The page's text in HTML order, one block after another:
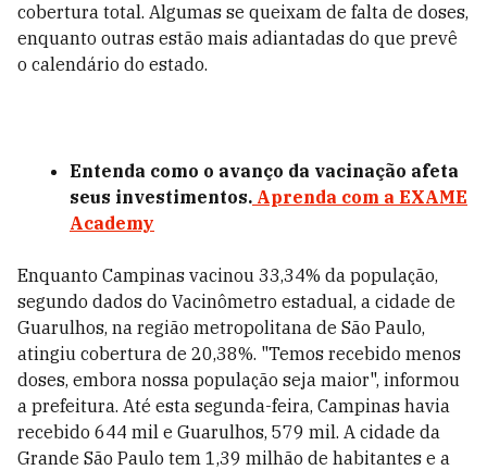
cobertura total. Algumas se queixam de falta de doses,
enquanto outras estão mais adiantadas do que prevê
o calendário do estado.
Entenda como o avanço da vacinação afeta
seus investimentos. Aprenda com a EXAME
Academy
Enquanto Campinas vacinou 33,34% da população,
segundo dados do Vacinômetro estadual, a cidade de
Guarulhos, na região metropolitana de São Paulo,
atingiu cobertura de 20,38%. "Temos recebido menos
doses, embora nossa população seja maior", informou
a prefeitura. Até esta segunda-feira, Campinas havia
recebido 644 mil e Guarulhos, 579 mil. A cidade da
Grande São Paulo tem 1,39 milhão de habitantes e a